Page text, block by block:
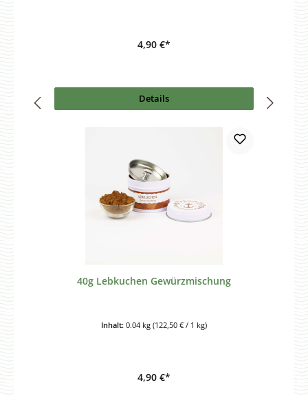
4,90 €*
Details
40g Lebkuchen Gewürzmischung
Inhalt: 0.04 kg (122,50 € / 1 kg)
4,90 €*